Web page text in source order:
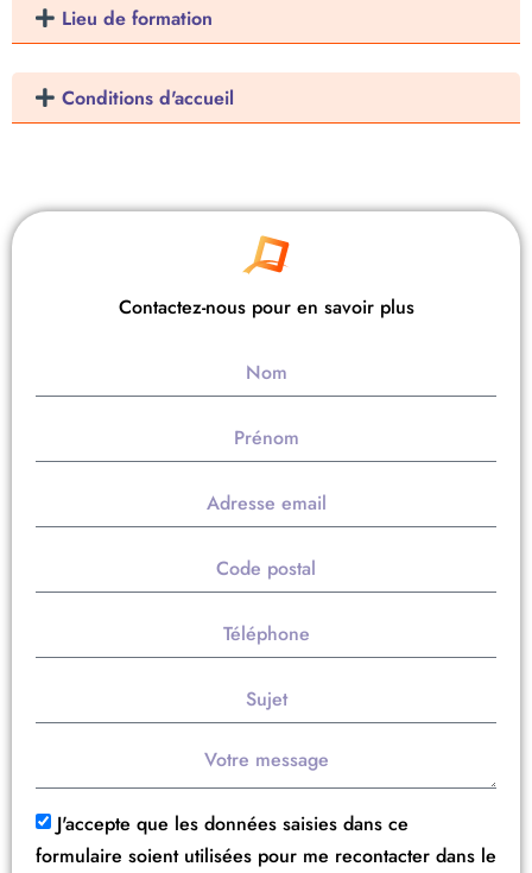
Lieu de formation
Conditions d'accueil
Contactez-nous pour en savoir plus
J'accepte que les données saisies dans ce
formulaire soient utilisées pour me recontacter dans le